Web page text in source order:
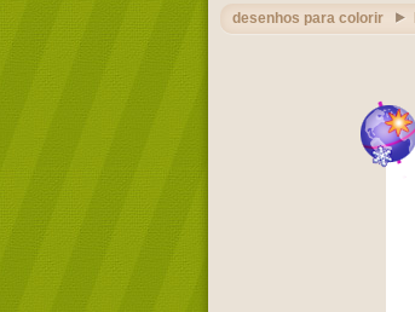
desenhos para colorir